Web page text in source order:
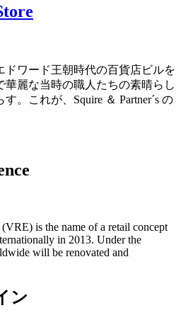
ドワード王朝時代の百貨店ビルを
華麗な当時の職人たちの素晴らし
。これが、Squire ＆ Partner´s の
is the name of a retail concept
in 2013. Under the
will be renovated and
ン